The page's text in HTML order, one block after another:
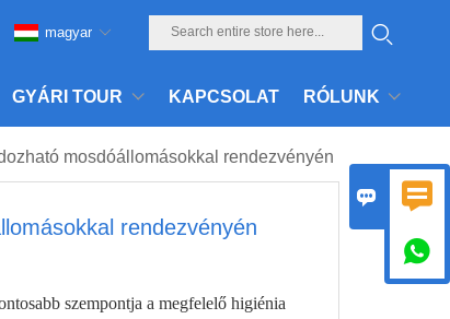
GYÁRI TOUR KAPCSOLAT RÓLUNK
magyar
mosdóállomásokkal rendezvényén
rendezvényén
szempontja a megfelelő higiénia
 
